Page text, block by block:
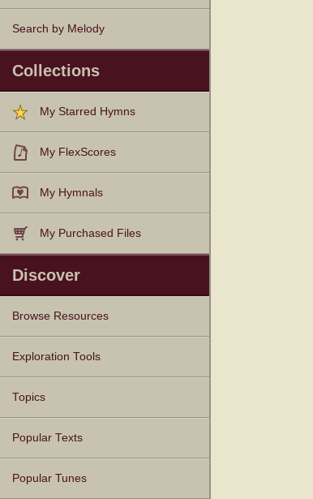
Search by Melody
Collections
My Starred Hymns
My FlexScores
My Hymnals
My Purchased Files
Discover
Browse Resources
Texts
Tunes
Instances
People
Hymnals
Exploration Tools
Topics
Popular Texts
Popular Tunes